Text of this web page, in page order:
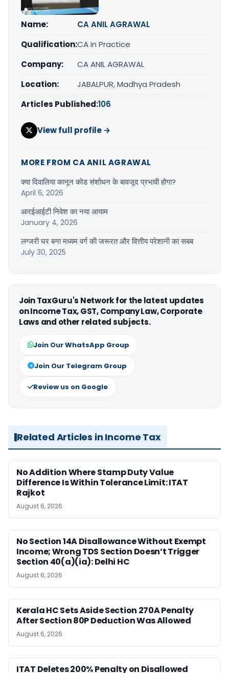
Name:
CA ANIL AGRAWAL
Qualification:CA in Practice
Company:
CA ANIL AGRAWAL
Location:
JABALPUR, Madhya Pradesh
Articles Published:106
View full profile →
MORE FROM CA ANIL AGRAWAL
क्या दिवालिया कानून कोड संशोधन के बावजूद प्रभावी होगा?
April 6, 2026
आरईआईटी निवेश का नया आयाम
January 4, 2026
लग्जरी घर बना मध्यम वर्ग की जरूरत और वित्तीय परेशानी का सबब
July 30, 2025
Join TaxGuru's Network for the latest updates
on Income Tax, GST, Company Law, Corporate
Laws and other related subjects.
Join Our WhatsApp Group
Join Our Telegram Group
Review us on Google
Related Articles in Income Tax
No Addition Where Stamp Duty Value
Difference Is Within Tolerance Limit: ITAT
Rajkot
August 6, 2026
No Section 14A Disallowance Without Exempt
Income; Wrong TDS Section Doesn’t Trigger
Section 40(a)(ia): Delhi HC
August 6, 2026
Kerala HC Sets Aside Section 270A Penalty
After Section 80P Deduction Was Allowed
August 6, 2026
ITAT Deletes 200% Penalty on Disallowed